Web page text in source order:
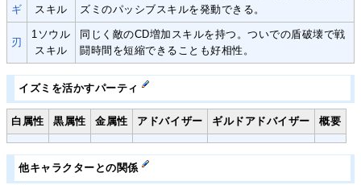
ギ
スキル
ズミのパッシブスキルを発動できる。
刃
1ソウル
スキル
同じく敵のCD増加スキルを持つ。ついでの盾破壊で戦
闘時間を短縮できることも好相性。
イズミを活かすパーティ
白属性 黒属性 金属性 アドバイザー ギルドアドバイザー 概要
他キャラクターとの関係